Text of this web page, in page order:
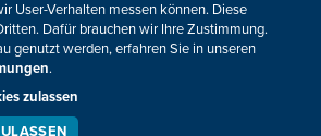
Datenschutz Kontakt
Barrierefreiheit
Zustimmung anpassen
& Programmierung:
User-Verhalten messen können. Diese
Dafür brauchen wir Ihre Zustimmung.
genutzt werden, erfahren Sie in unseren
.
zulassen